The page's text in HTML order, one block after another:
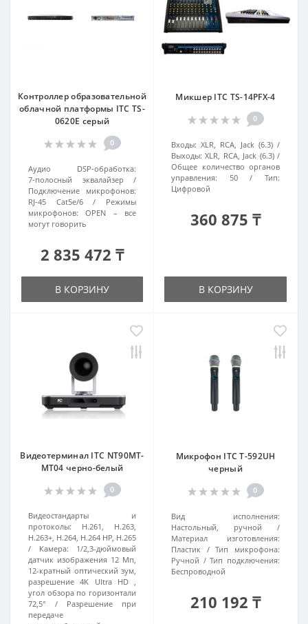
Контроллер образовательной
облачной платформы ITC TS-
0620E серый
0
Аудио DSP‑обработка:
7‑полосный эквалайзер
Подключение микрофонов:
RJ‑45 Cat5e/6
Режимы
микрофонов:
OPEN – все
могут говорить
2 835 472 ₸
В КОРЗИНУ
Микшер ITC TS-14PFX-4
0
Входы: XLR, RCA, Jack (6.3)
Выходы: XLR, RCA, Jack (6.3)
Общее количество органов
управления:
50
Тип:
Цифровой
360 875 ₸
В КОРЗИНУ
Видеотерминал ITC NT90MT-
MT04 черно-белый
0
Видеостандарты и
протоколы:
H.261, H.263,
H.263+, H.264, H.264 HP, H.265
Камера:
1/2,3-дюймовый
датчик изображения 12 Мп,
12-кратный оптический зум,
разрешение 4K Ultra HD ,
угол обзора по горизонтали
72,5°
Разрешение при
передаче
Микрофон ITC T-592UH
черный
0
Вид исполнения:
Настольный, ручной
Материал изготовления:
Пластик
Тип микрофона:
Ручной
Тип подключения:
Беспроводной
210 192 ₸